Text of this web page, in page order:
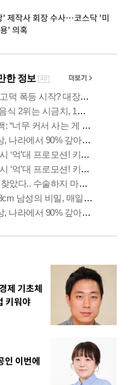
' 제작사 회장 수사…코스닥 '미
' 의혹
제 기초체
키워야
인 이번에